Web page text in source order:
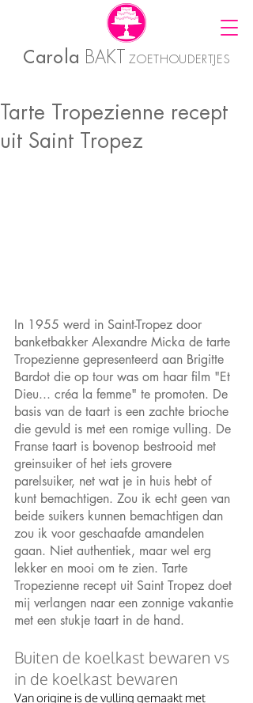
Carola BAKT ZOETHOUDERTJES
Tarte Tropezienne recept
uit Saint Tropez
In 1955 werd in Saint-Tropez door
banketbakker Alexandre Micka de tarte
Tropezienne gepresenteerd aan Brigitte
Bardot die op tour was om haar film "Et
Dieu... créa la femme" te promoten. De
basis van de taart is een zachte brioche
die gevuld is met een romige vulling. De
Franse taart is bovenop bestrooid met
greinsuiker of het iets grovere
parelsuiker, net wat je in huis hebt of
kunt bemachtigen. Zou ik echt geen van
beide suikers kunnen bemachtigen dan
zou ik voor geschaafde amandelen
gaan. Niet authentiek, maar wel erg
lekker en mooi om te zien. Tarte
Tropezienne recept uit Saint Tropez doet
mij verlangen naar een zonnige vakantie
met een stukje taart in de hand.
Buiten de koelkast bewaren vs
in de koelkast bewaren
Van origine is de vulling gemaakt met